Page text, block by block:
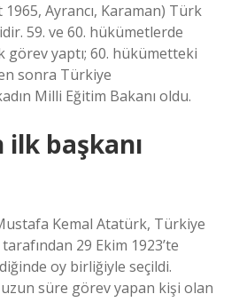
Ayrancı, Karaman) Türk
59. ve 60. hükümetlerde
görev yaptı; 60. hükümetteki
sonra Türkiye
Milli Eğitim Bakanı oldu.
ilk başkanı
Kemal Atatürk, Türkiye
29 Ekim 1923’te
oy birliğiyle seçildi.
uzun süre görev yapan kişi olan